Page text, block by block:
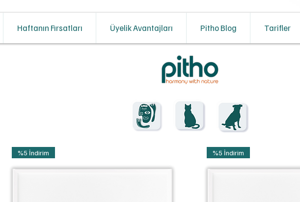
Haftanın Fırsatları Üyelik Avantajları Pitho Blog Tarifler
%5 İndirim %5 İndirim